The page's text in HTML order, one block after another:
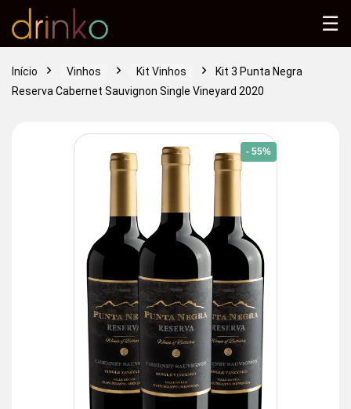
Início Vinhos Kit Vinhos
Kit 3 Punta Negra
Reserva Cabernet Sauvignon Single Vineyard 2020
- 55%
☰